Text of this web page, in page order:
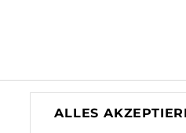
ALLES